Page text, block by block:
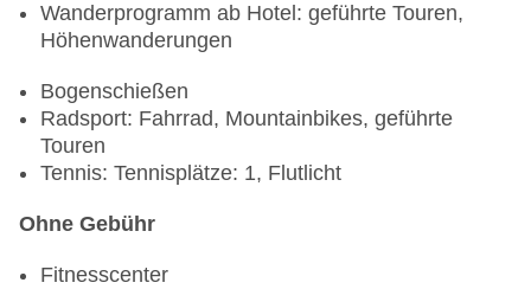
Wanderprogramm ab Hotel: geführte Touren,
Höhenwanderungen
Bogenschießen
Radsport: Fahrrad, Mountainbikes, geführte
Touren
Tennis: Tennisplätze: 1, Flutlicht
Ohne Gebühr
Fitnesscenter